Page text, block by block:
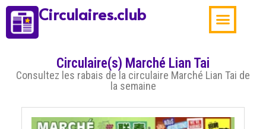
Circulaires.club
Circulaire(s) Marché Lian Tai
Consultez les rabais de la circulaire Marché Lian Tai de
la semaine